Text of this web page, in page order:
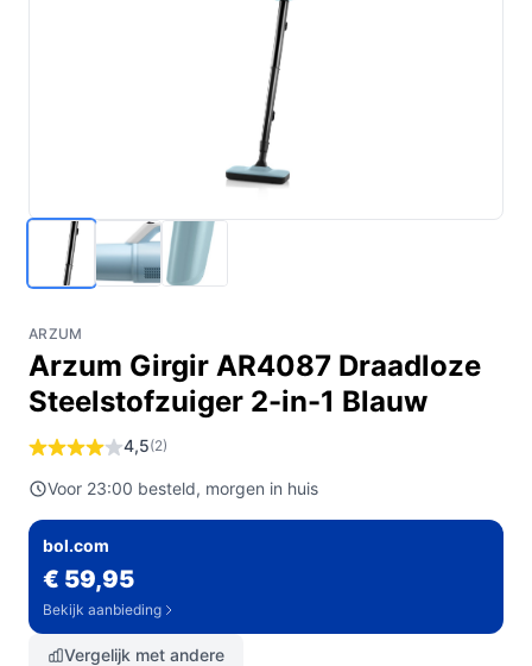
ARZUM
Arzum Girgir AR4087 Draadloze
Steelstofzuiger 2-in-1 Blauw
4,5(2)
Voor 23:00 besteld, morgen in huis
bol.com
€ 59,95
Bekijk aanbieding
Vergelijk met andere